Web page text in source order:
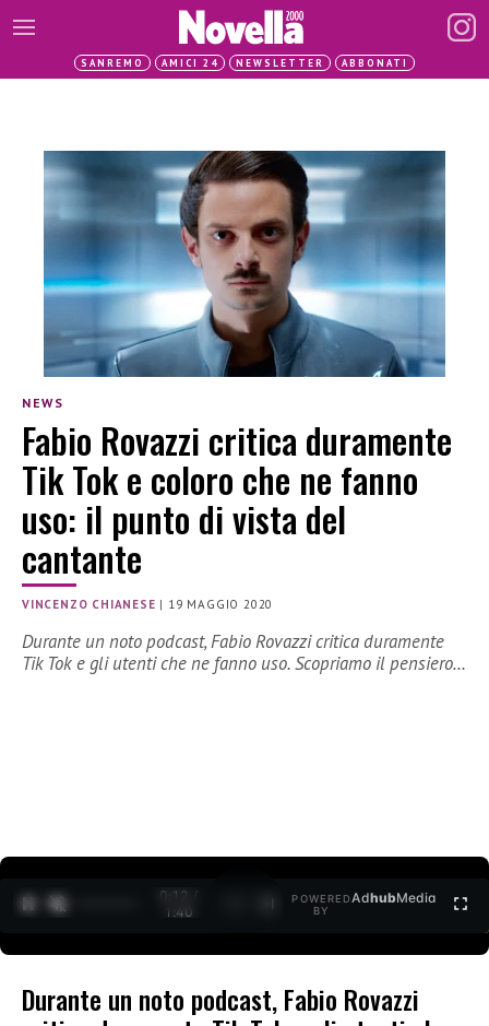
SANREMO AMICI 24 NEWSLETTER ABBONATI
NEWS
Fabio Rovazzi critica duramente
Tik Tok e coloro che ne fanno
uso: il punto di vista del
cantante
VINCENZO CHIANESE | 19 MAGGIO 2020
Durante un noto podcast, Fabio Rovazzi critica duramente
Tik Tok e gli utenti che ne fanno uso. Scopriamo il pensiero…
0:12 /
1:40
POWERED
BY
AdhubMedia
Durante un noto podcast, Fabio Rovazzi